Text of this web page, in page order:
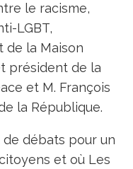
le racisme,
LGBT,
de la Maison
président de la
et M. François
la République.
de débats pour un
et où Les